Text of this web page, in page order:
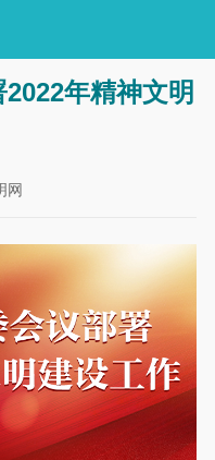
年精神文明
网